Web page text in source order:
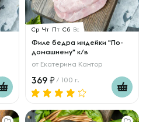
Ср Чт Пт Сб Вс
Филе бедра индейки "По-
домашнему" к/в
от Екатерина Кантор
369 / 100 г.